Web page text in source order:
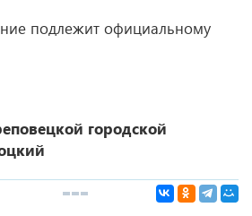
подлежит официальному
городской